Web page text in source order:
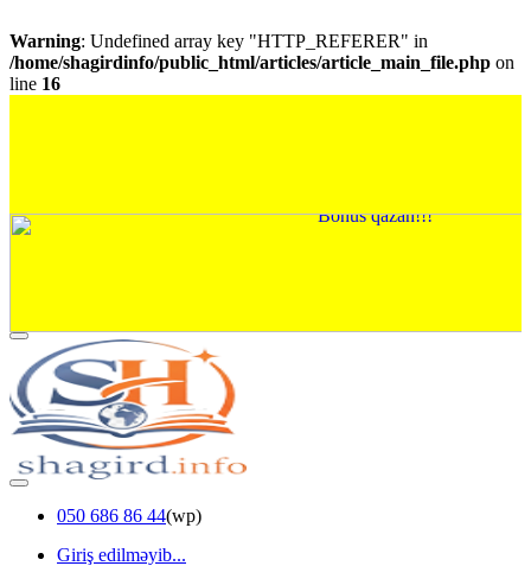
Warning: Undefined array key "HTTP_REFERER" in
/home/shagirdinfo/public_html/articles/article_main_file.php on
line 16
050 686 86 44(wp)
Giriş edilməyib...